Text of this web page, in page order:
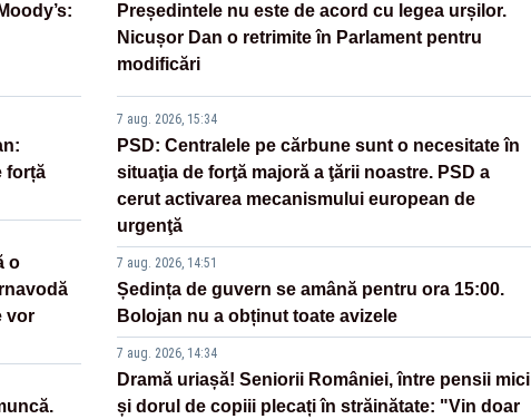
forță
o
vor
Președintele nu este de acord cu legea urșilor.
Nicușor Dan o retrimite în Parlament pentru
modificări
7 aug. 2026, 15:34
PSD: Centralele pe cărbune sunt o necesitate în
situaţia de forţă majoră a ţării noastre. PSD a
cerut activarea mecanismului european de
urgenţă
7 aug. 2026, 14:51
Ședința de guvern se amână pentru ora 15:00.
Bolojan nu a obținut toate avizele
7 aug. 2026, 14:34
Dramă uriașă! Seniorii României, între pensii mici
și dorul de copiii plecați în străinătate: "Vin doar